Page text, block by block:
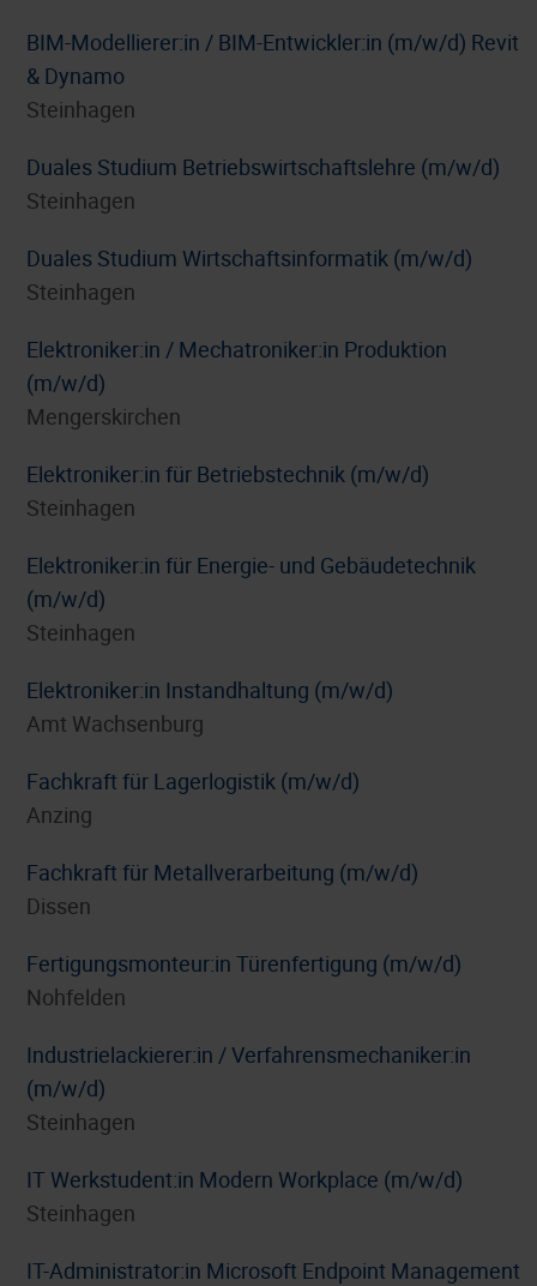
BIM-Modellierer:in / BIM-Entwickler:in (m/w/d) Revit
& Dynamo
Steinhagen
Duales Studium Betriebswirtschaftslehre (m/w/d)
Steinhagen
Duales Studium Wirtschaftsinformatik (m/w/d)
Steinhagen
Elektroniker:in / Mechatroniker:in Produktion
(m/w/d)
Mengerskirchen
Elektroniker:in für Betriebstechnik (m/w/d)
Steinhagen
Elektroniker:in für Energie- und Gebäudetechnik
(m/w/d)
Steinhagen
Elektroniker:in Instandhaltung (m/w/d)
Amt Wachsenburg
Fachkraft für Lagerlogistik (m/w/d)
Anzing
Fachkraft für Metallverarbeitung (m/w/d)
Dissen
Fertigungsmonteur:in Türenfertigung (m/w/d)
Nohfelden
Industrielackierer:in / Verfahrensmechaniker:in
(m/w/d)
Steinhagen
IT Werkstudent:in Modern Workplace (m/w/d)
Steinhagen
IT-Administrator:in Microsoft Endpoint Management